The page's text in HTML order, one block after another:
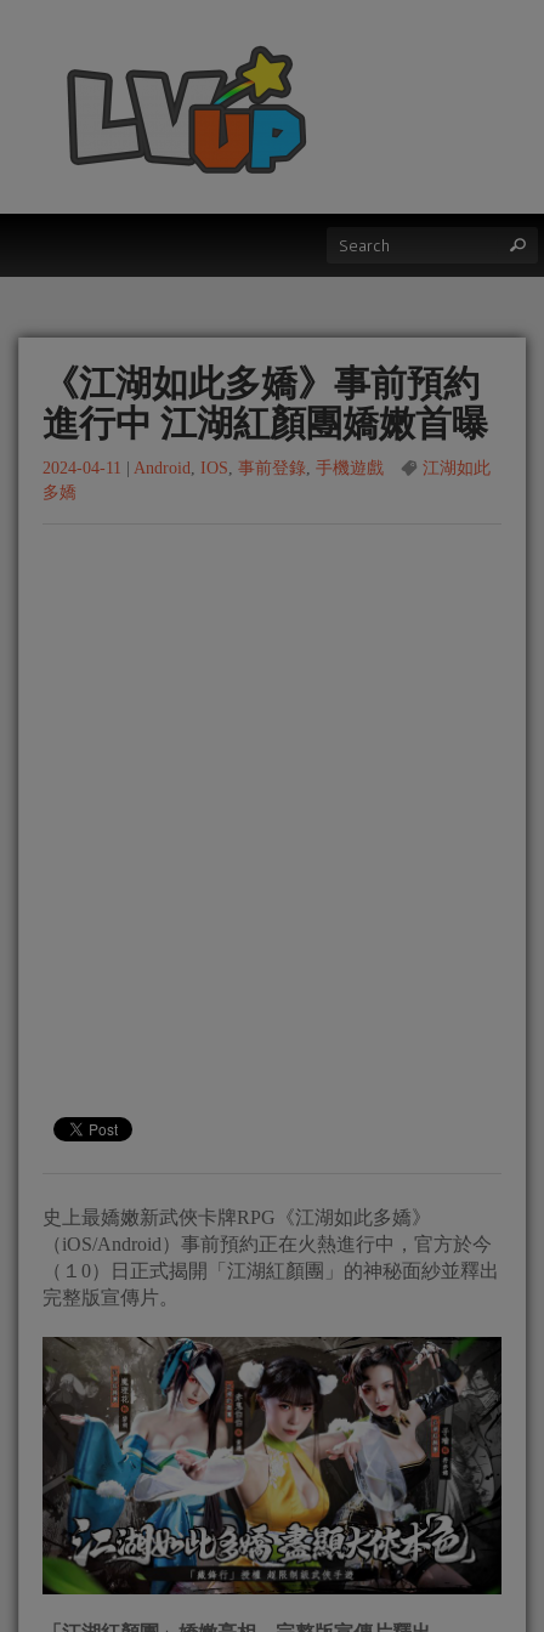
《江湖如此多嬌》事前預約
進行中 江湖紅顏團嬌嫩首曝
2024-04-11 Android, IOS, 事前登錄, 手機遊戲
江湖如此
多嬌
史上最嬌嫩新武俠卡牌RPG《江湖如此多嬌》
（iOS/Android）事前預約正在火熱進行中，官方於今
（１0）日正式揭開「江湖紅顏團」的神秘面紗並釋出
完整版宣傳片。